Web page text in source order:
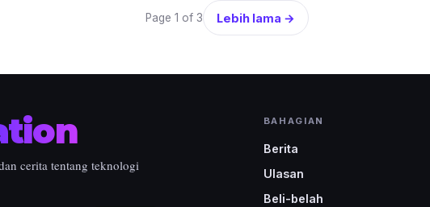
Page 1 of 3 Lebih lama →
cerita tentang teknologi
BAHAGIAN
Berita
Ulasan
Beli-belah